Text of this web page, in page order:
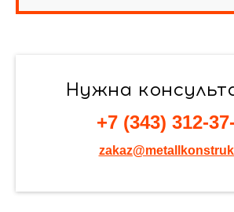
Нужна
+7 (343) 312-